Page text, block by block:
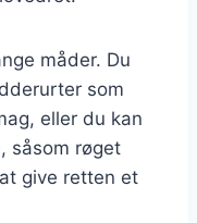
måder. Du
som
eller du kan
såsom røget
give retten et